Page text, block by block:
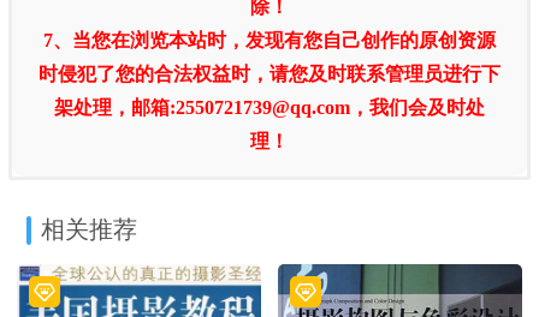
除！
7、当您在浏览本站时，发现有您自己创作的原创资源
时侵犯了您的合法权益时，请您及时联系管理员进行下
架处理，邮箱:2550721739@qq.com，我们会及时处
理！
相关推荐